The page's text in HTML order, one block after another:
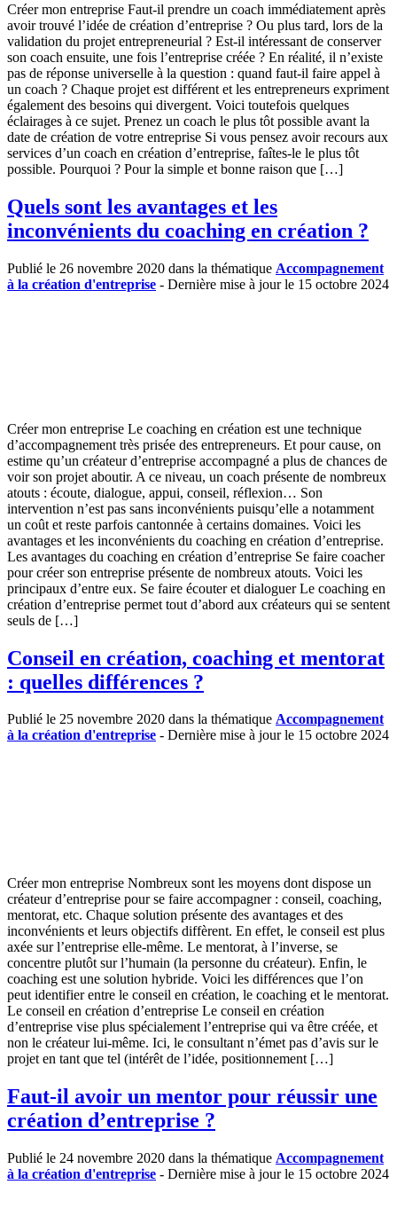
Créer mon entreprise Faut-il prendre un coach immédiatement après
avoir trouvé l’idée de création d’entreprise ? Ou plus tard, lors de la
validation du projet entrepreneurial ? Est-il intéressant de conserver
son coach ensuite, une fois l’entreprise créée ? En réalité, il n’existe
pas de réponse universelle à la question : quand faut-il faire appel à
un coach ? Chaque projet est différent et les entrepreneurs expriment
également des besoins qui divergent. Voici toutefois quelques
éclairages à ce sujet. Prenez un coach le plus tôt possible avant la
date de création de votre entreprise Si vous pensez avoir recours aux
services d’un coach en création d’entreprise, faîtes-le le plus tôt
possible. Pourquoi ? Pour la simple et bonne raison que […]
Quels sont les avantages et les
inconvénients du coaching en création ?
Publié le 26 novembre 2020 dans la thématique Accompagnement
à la création d'entreprise - Dernière mise à jour le 15 octobre 2024
Créer mon entreprise Le coaching en création est une technique
d’accompagnement très prisée des entrepreneurs. Et pour cause, on
estime qu’un créateur d’entreprise accompagné a plus de chances de
voir son projet aboutir. A ce niveau, un coach présente de nombreux
atouts : écoute, dialogue, appui, conseil, réflexion… Son
intervention n’est pas sans inconvénients puisqu’elle a notamment
un coût et reste parfois cantonnée à certains domaines. Voici les
avantages et les inconvénients du coaching en création d’entreprise.
Les avantages du coaching en création d’entreprise Se faire coacher
pour créer son entreprise présente de nombreux atouts. Voici les
principaux d’entre eux. Se faire écouter et dialoguer Le coaching en
création d’entreprise permet tout d’abord aux créateurs qui se sentent
seuls de […]
Conseil en création, coaching et mentorat
: quelles différences ?
Publié le 25 novembre 2020 dans la thématique Accompagnement
à la création d'entreprise - Dernière mise à jour le 15 octobre 2024
Créer mon entreprise Nombreux sont les moyens dont dispose un
créateur d’entreprise pour se faire accompagner : conseil, coaching,
mentorat, etc. Chaque solution présente des avantages et des
inconvénients et leurs objectifs diffèrent. En effet, le conseil est plus
axée sur l’entreprise elle-même. Le mentorat, à l’inverse, se
concentre plutôt sur l’humain (la personne du créateur). Enfin, le
coaching est une solution hybride. Voici les différences que l’on
peut identifier entre le conseil en création, le coaching et le mentorat.
Le conseil en création d’entreprise Le conseil en création
d’entreprise vise plus spécialement l’entreprise qui va être créée, et
non le créateur lui-même. Ici, le consultant n’émet pas d’avis sur le
projet en tant que tel (intérêt de l’idée, positionnement […]
Faut-il avoir un mentor pour réussir une
création d’entreprise ?
Publié le 24 novembre 2020 dans la thématique Accompagnement
à la création d'entreprise - Dernière mise à jour le 15 octobre 2024